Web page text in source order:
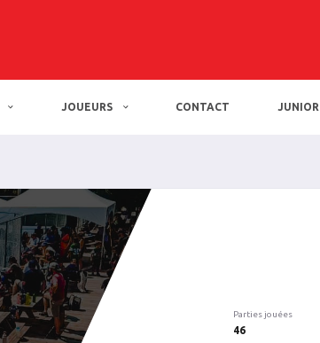
JOUEURS CONTACT JUNIOR
Parties jouées
46